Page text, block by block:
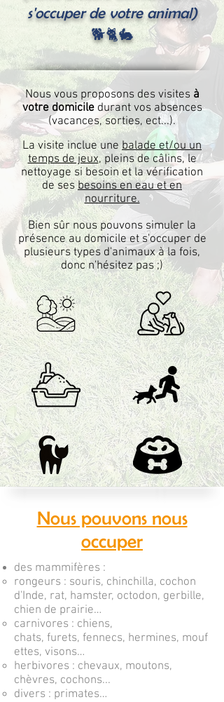
s'occuper de votre animal)
🐕🐈🐇
Nous vous proposons des visitesà
votre domiciledurant vos absences
(vacances, sorties, ect...).
La visite inclue unebalade et/ou un
temps de jeux, pleins de câlins, le
nettoyage si besoin et la vérification
de sesbesoins en eau et en
nourriture.
Bien sûr nous pouvons simuler la
présence au domicile et s'occuper de
plusieurs types d'animaux à la fois,
donc n'hésitez pas ;)
Nous pouvons nous
occuper
des mammifères :
rongeurs : souris, chinchilla, cochon
d'Inde, rat, hamster, octodon, gerbille,
chien de prairie…
carnivores : chiens,
chats, furets, fennecs, hermines, mouf
ettes, visons…
herbivores : chevaux, moutons,
chèvres, cochons...
divers : primates…